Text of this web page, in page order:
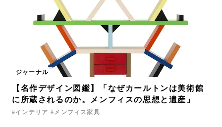
ジャーナル
【名作デザイン図鑑】「なぜカールトンは美術館
に所蔵されるのか。メンフィスの思想と遺産」
インテリア メンフィス家具